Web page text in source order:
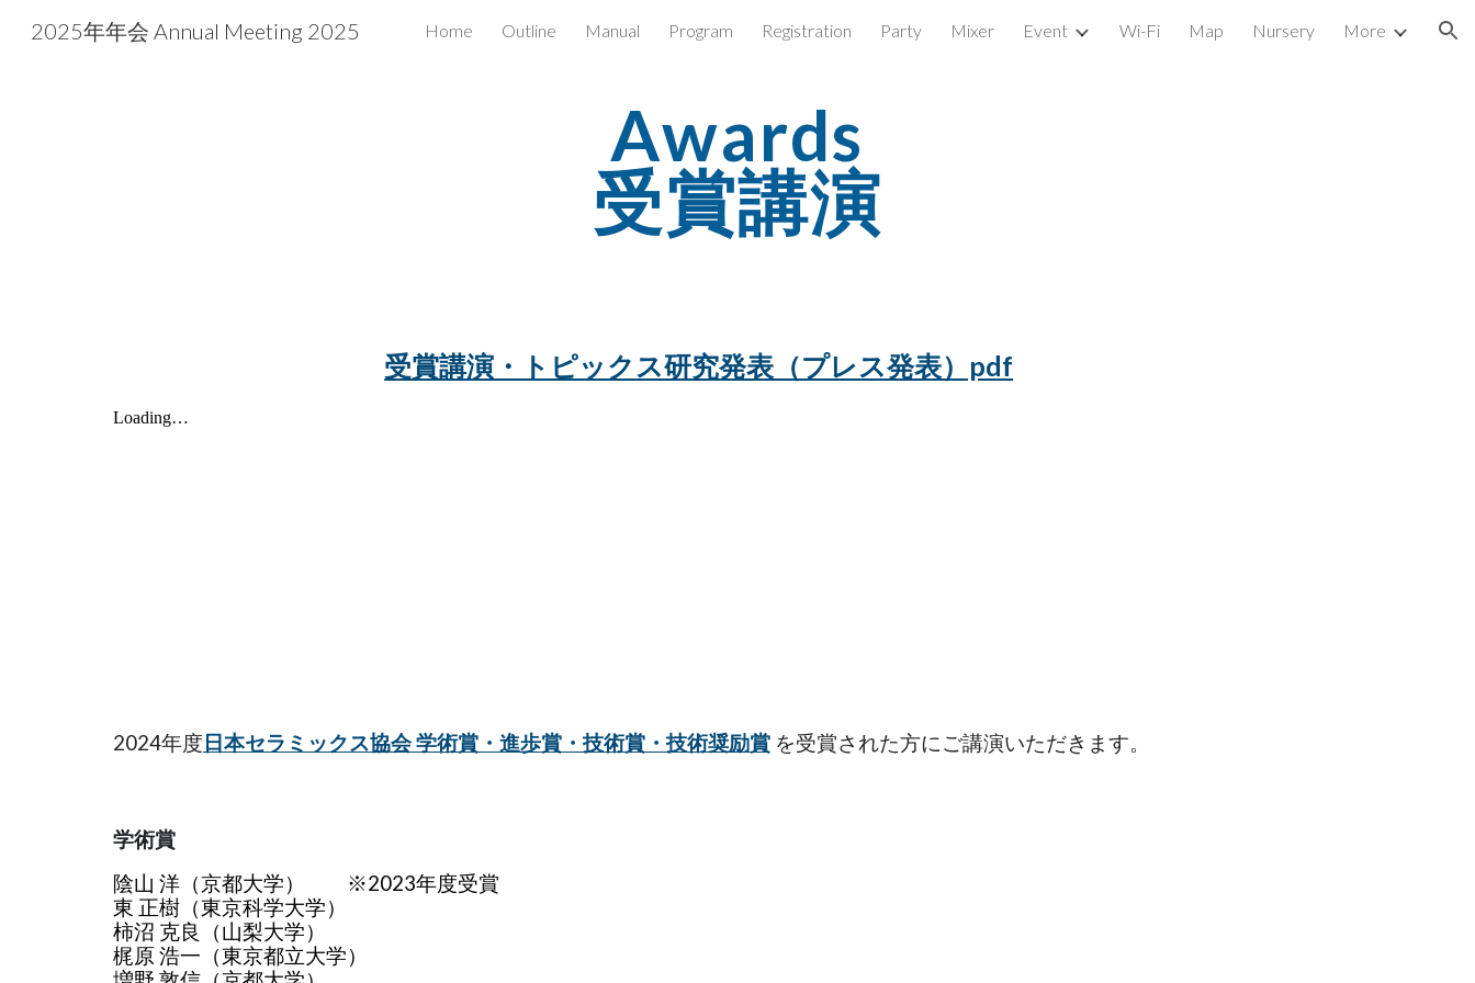
Skip to main content Skip to navigation
2025年年会 Annual Meeting 2025 Home Outline Manual Program Registration Party Mixer Event Wi-Fi Map Nursery More
Awards
受賞講演
受賞講演・トピックス研究発表（プレス発表）pdf
2024年度 日本セラミックス協会 学術賞・進歩賞・技術賞・技術奨励賞 を受賞された方にご講演いただきます。
学術賞
陰山 洋（京都大学） ※2023年度受賞
東 正樹（東京科学大学）
柿沼 克良（山梨大学）
梶原 浩一（東京都立大学）